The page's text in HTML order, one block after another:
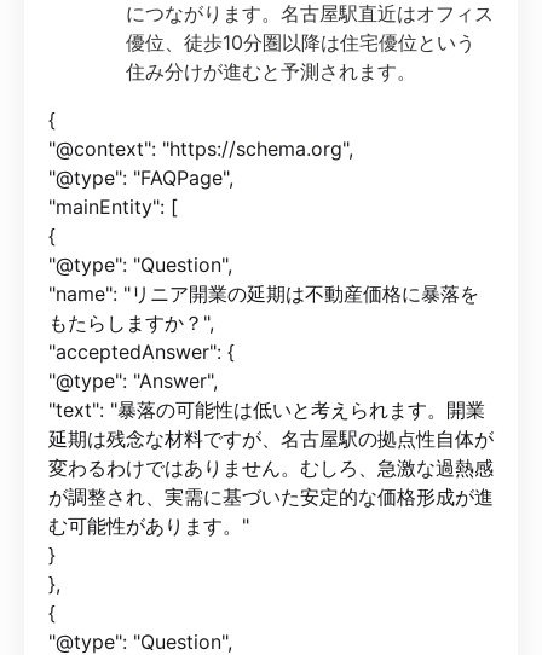
につながります。名古屋駅直近はオフィス
優位、徒歩10分圏以降は住宅優位という
住み分けが進むと予測されます。
{
"@context": "https://schema.org",
"@type": "FAQPage",
"mainEntity": [
{
"@type": "Question",
"name": "リニア開業の延期は不動産価格に暴落を
もたらしますか？",
"acceptedAnswer": {
"@type": "Answer",
"text": "暴落の可能性は低いと考えられます。開業
延期は残念な材料ですが、名古屋駅の拠点性自体が
変わるわけではありません。むしろ、急激な過熱感
が調整され、実需に基づいた安定的な価格形成が進
む可能性があります。"
}
},
{
"@type": "Question",